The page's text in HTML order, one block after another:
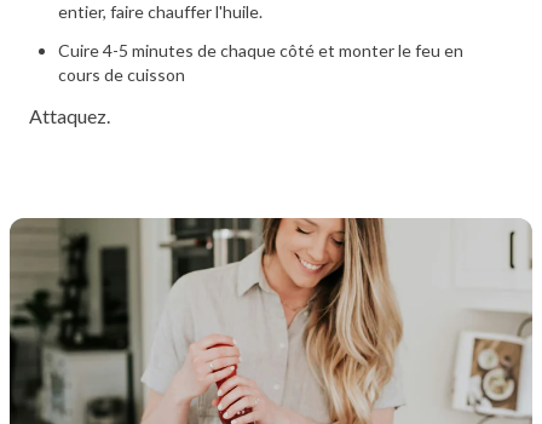
entier, faire chauffer l'huile.
Cuire 4-5 minutes de chaque côté et monter le feu en
cours de cuisson
Attaquez.